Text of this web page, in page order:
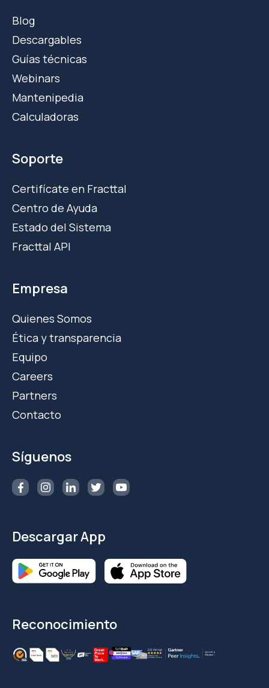
Blog
Descargables
Guías técnicas
Webinars
Mantenipedia
Calculadoras
Soporte
Certifícate en Fracttal
Centro de Ayuda
Estado del Sistema
Fracttal API
Empresa
Quienes Somos
Ética y transparencia
Equipo
Careers
Partners
Contacto
Síguenos
Descargar App
Reconocimiento